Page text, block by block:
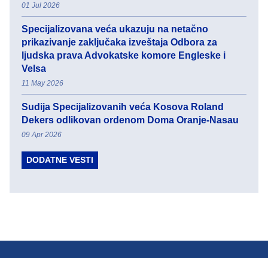
01 Jul 2026
Specijalizovana veća ukazuju na netačno
prikazivanje zaključaka izveštaja Odbora za
ljudska prava Advokatske komore Engleske i
Velsa
11 May 2026
Sudija Specijalizovanih veća Kosova Roland
Dekers odlikovan ordenom Doma Oranje-Nasau
09 Apr 2026
DODATNE VESTI